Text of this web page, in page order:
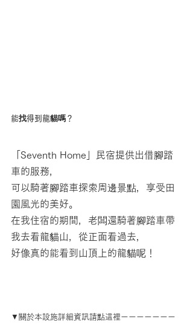
能找得到龍貓嗎？
「Seventh Home」民宿提供出借腳踏
車的服務，
可以騎著腳踏車探索周邊景點，享受田
園風光的美好。
在我住宿的期間，老闆還騎著腳踏車帶
我去看龍貓山，從正面看過去，
好像真的能看到山頂上的龍貓呢！
▼關於本設施詳細資訊請點這裡ーーーーーーー